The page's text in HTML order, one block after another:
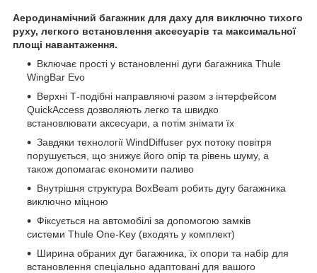
Аеродинамічний багажник для даху для виключно тихого
руху, легкого встановлення аксесуарів та максимальної
площі навантаження.
Включає прості у встановленні дуги багажника Thule
WingBar Evo
Верхні Т-подібні направляючі разом з інтерфейсом
QuickAccess дозволяють легко та швидко
встановлювати аксесуари, а потім знімати їх
Завдяки технології WindDiffuser рух потоку повітря
порушується, що знижує його опір та рівень шуму, а
також допомагає економити паливо
Внутрішня структура BoxBeam робить дугу багажника
виключно міцною
Фіксується на автомобілі за допомогою замків
системи Thule One-Key (входять у комплект)
Ширина обраних дуг багажника, їх опори та набір для
встановлення спеціально адаптовані для вашого